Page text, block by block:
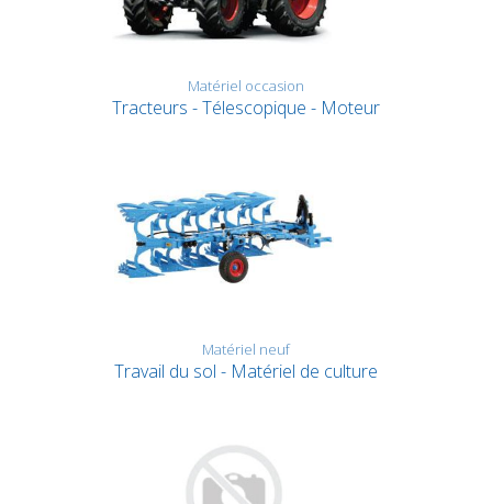
Matériel occasion
Tracteurs - Télescopique - Moteur
Matériel neuf
Travail du sol - Matériel de culture